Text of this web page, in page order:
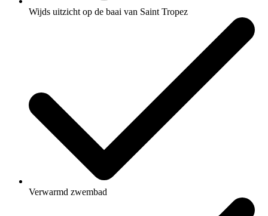
Wijds uitzicht op de baai van Saint Tropez
Verwarmd zwembad